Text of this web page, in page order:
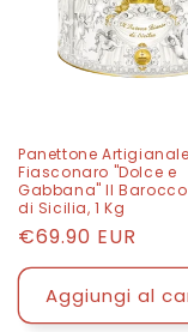
e
:
Panettone Artigianale
Fiasconaro "Dolce e
Gabbana" Il
di Sicilia, 1 Kg
Prezzo
di
listino
€69.90 EUR
Aggiungi al